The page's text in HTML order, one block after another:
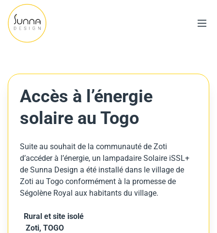
Accès à l’énergie
solaire au Togo
Suite au souhait de la communauté de Zoti
d’accéder à l’énergie, un lampadaire Solaire iSSL+
de Sunna Design a été installé dans le village de
Zoti au Togo conformément à la promesse de
Ségolène Royal aux habitants du village.
Rural et site isolé
Zoti, TOGO